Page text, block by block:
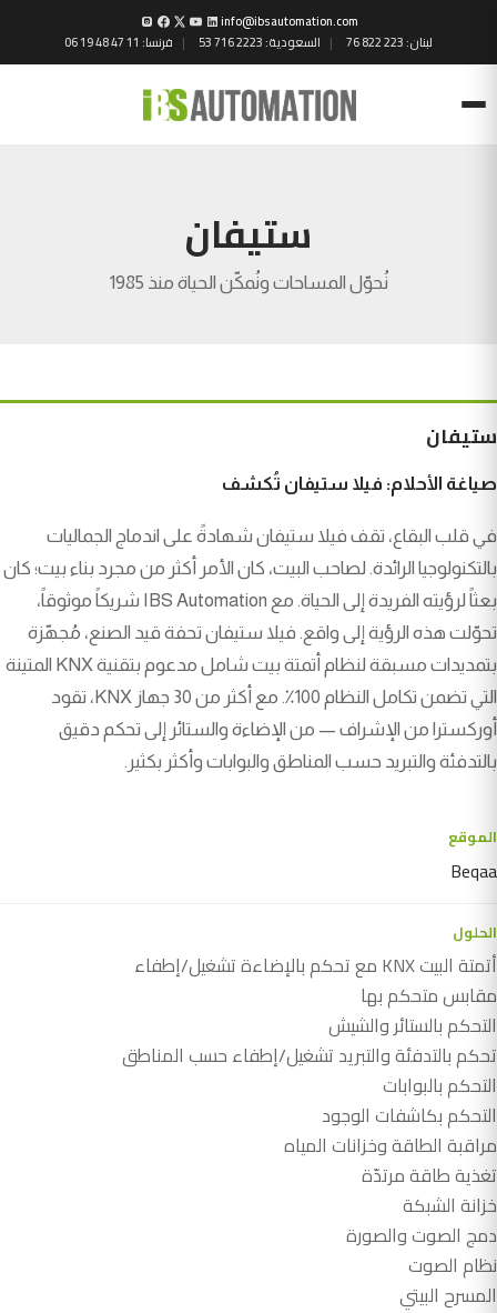
info@ibsautomation.com
لبنان: 76 822 223 السعودية: 53 716 2223 فرنسا: 06 19 48 47 11
Menu
ستيفان
نُحوّل المساحات ونُمكّن الحياة منذ 1985
ستيفان
صياغة الأحلام: فيلا ستيفان تُكشف
في قلب البقاع، تقف فيلا ستيفان شهادةً على اندماج الجماليات
بالتكنولوجيا الرائدة. لصاحب البيت، كان الأمر أكثر من مجرد بناء بيت؛ كان
بعثاً لرؤيته الفريدة إلى الحياة. مع IBS Automation شريكاً موثوقاً،
تحوّلت هذه الرؤية إلى واقع. فيلا ستيفان تحفة قيد الصنع، مُجهّزة
بتمديدات مسبقة لنظام أتمتة بيت شامل مدعوم بتقنية KNX المتينة
التي تضمن تكامل النظام 100٪. مع أكثر من 30 جهاز KNX، تقود
أوركسترا من الإشراف — من الإضاءة والستائر إلى تحكم دقيق
بالتدفئة والتبريد حسب المناطق والبوابات وأكثر بكثير.
الموقع
Beqaa
الحلول
أتمتة البيت KNX مع تحكم بالإضاءة تشغيل/إطفاء
مقابس متحكم بها
التحكم بالستائر والشيش
تحكم بالتدفئة والتبريد تشغيل/إطفاء حسب المناطق
التحكم بالبوابات
التحكم بكاشفات الوجود
مراقبة الطاقة وخزانات المياه
تغذية طاقة مرتدّة
خزانة الشبكة
دمج الصوت والصورة
نظام الصوت
المسرح البيتي